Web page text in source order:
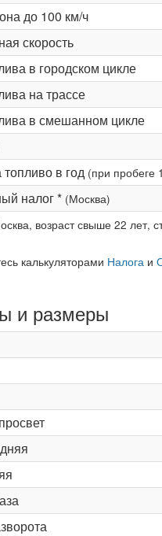
до 100 км/ч
скорость
в городском цикле
на трассе
в смешанном цикле
в год (при пробеге
налог * (Москва)
возраст свыше 22 лет,
калькуляторами Налогаи
и размеры